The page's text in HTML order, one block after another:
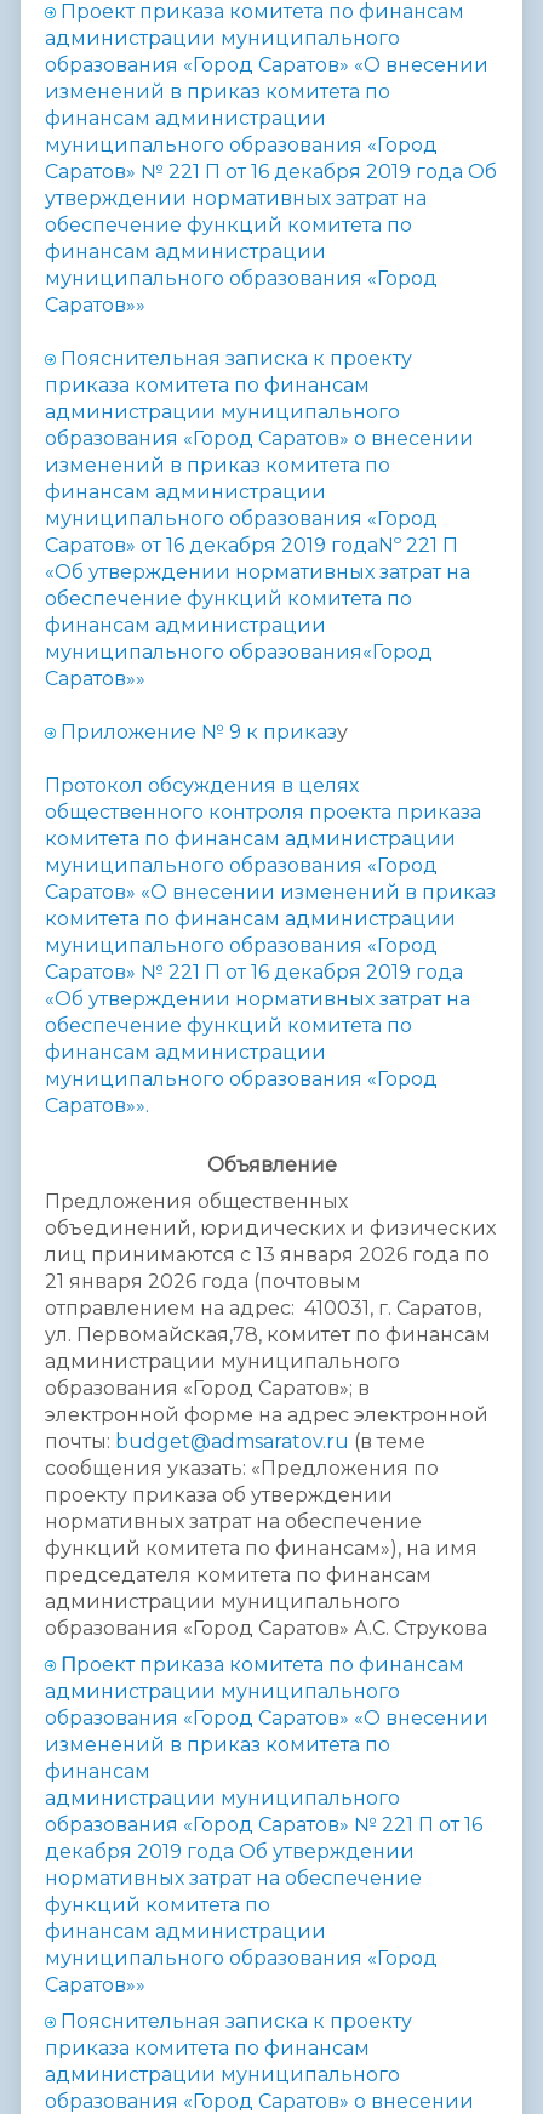
Проект приказа комитета по финансам
администрации муниципального
образования «Город Саратов» «О внесении
изменений в приказ комитета по
финансам администрации
муниципального образования «Город
Саратов» № 221 П от 16 декабря 2019 года Об
утверждении нормативных затрат на
обеспечение функций комитета по
финансам администрации
муниципального образования «Город
Саратов»»
Пояснительная записка к проекту
приказа комитета по финансам
администрации муниципального
образования «Город Саратов» о внесении
изменений в приказ комитета по
финансам администрации
муниципального образования «Город
Саратов» от 16 декабря 2019 годаNº 221 П
«Об утверждении нормативных затрат на
обеспечение функций комитета по
финансам администрации
муниципального образования«Город
Саратов»»
Приложение № 9 к приказу
Протокол обсуждения в целях
общественного контроля проекта приказа
комитета по финансам администрации
муниципального образования «Город
Саратов» «О внесении изменений в приказ
комитета по финансам администрации
муниципального образования «Город
Саратов» № 221 П от 16 декабря 2019 года
«Об утверждении нормативных затрат на
обеспечение функций комитета по
финансам администрации
муниципального образования «Город
Саратов»».
Объявление
Предложения общественных
объединений, юридических и физических
лиц принимаются с 13 января 2026 года по
21 января 2026 года (почтовым
отправлением на адрес: 410031, г. Саратов,
ул. Первомайская,78, комитет по финансам
администрации муниципального
образования «Город Саратов»; в
электронной форме на адрес электронной
почты: budget@admsaratov.ru (в теме
сообщения указать: «Предложения по
проекту приказа об утверждении
нормативных затрат на обеспечение
функций комитета по финансам»), на имя
председателя комитета по финансам
администрации муниципального
образования «Город Саратов» А.С. Струкова
Проект приказа комитета по финансам
администрации муниципального
образования «Город Саратов» «О внесении
изменений в приказ комитета по
финансам
администрации муниципального
образования «Город Саратов» № 221 П от 16
декабря 2019 года Об утверждении
нормативных затрат на обеспечение
функций комитета по
финансам администрации
муниципального образования «Город
Саратов»»
Пояснительная записка к проекту
приказа комитета по финансам
администрации муниципального
образования «Город Саратов» о внесении